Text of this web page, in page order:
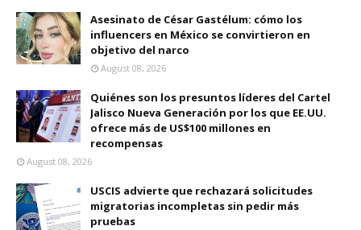
Asesinato de César Gastélum: cómo los
influencers en México se convirtieron en
objetivo del narco
August 08, 2026
Quiénes son los presuntos líderes del Cartel
Jalisco Nueva Generación por los que EE.UU.
ofrece más de US$100 millones en
recompensas
August 08, 2026
USCIS advierte que rechazará solicitudes
migratorias incompletas sin pedir más
pruebas